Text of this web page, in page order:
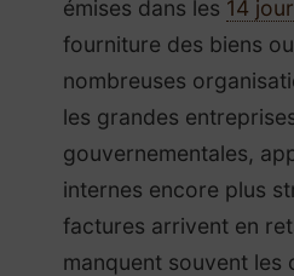
émises dans les 14
fourniture des biens
nombreuses
les grandes
gouvernementales,
internes encore plus
factures arrivent en
manquent souvent les